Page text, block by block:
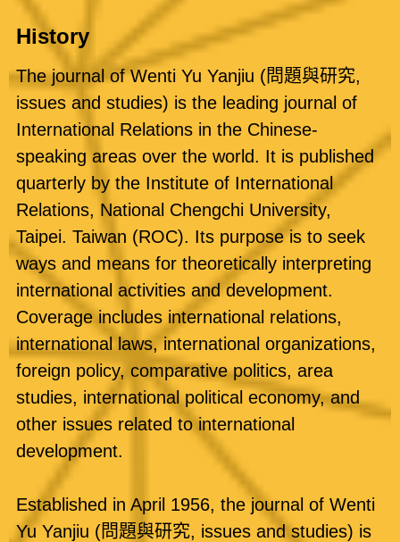
History
The journal of Wenti Yu Yanjiu (問題與研究,
issues and studies) is the leading journal of
International Relations in the Chinese-
speaking areas over the world. It is published
quarterly by the Institute of International
Relations, National Chengchi University,
Taipei. Taiwan (ROC). Its purpose is to seek
ways and means for theoretically interpreting
international activities and development.
Coverage includes international relations,
international laws, international organizations,
foreign policy, comparative politics, area
studies, international political economy, and
other issues related to international
development.
Established in April 1956, the journal of Wenti
Yu Yanjiu (問題與研究, issues and studies) is